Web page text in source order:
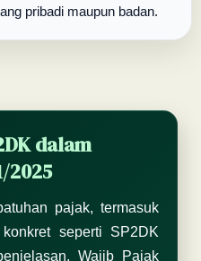
pribadi maupun badan.
dalam
2025
pajak, termasuk
seperti SP2DK
Wajib Pajak